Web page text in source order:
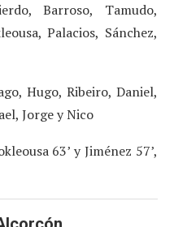
Barroso, Tamudo,
Palacios, Sánchez,
Hugo, Ribeiro, Daniel,
Jorge y Nico
63’ y Jiménez 57’,